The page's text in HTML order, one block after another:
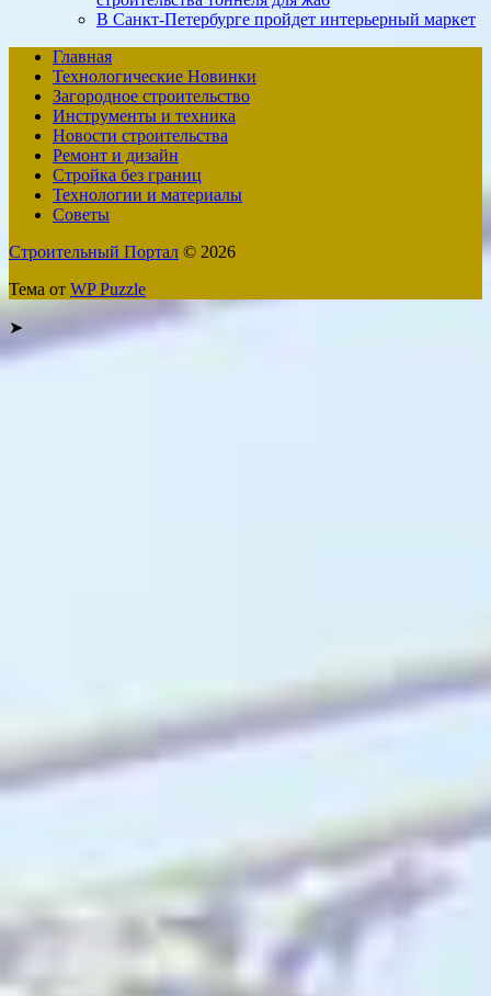
В Санкт-Петербурге пройдет интерьерный маркет
Главная
Технологические Новинки
Загородное строительство
Инструменты и техника
Новости строительства
Ремонт и дизайн
Стройка без границ
Технологии и материалы
Советы
Строительный Портал © 2026
Тема от WP Puzzle
➤